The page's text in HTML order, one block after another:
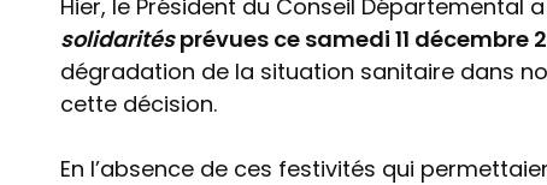
Hier, le Président du Conseil Départemental
solidaritésprévues ce samedi 11 décembre
dégradation de la situation sanitaire dans
cette décision.
En l’absence de ces festivités qui